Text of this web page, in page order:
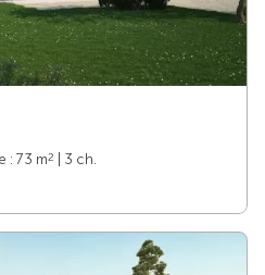
: 73 m2
| 3 ch.